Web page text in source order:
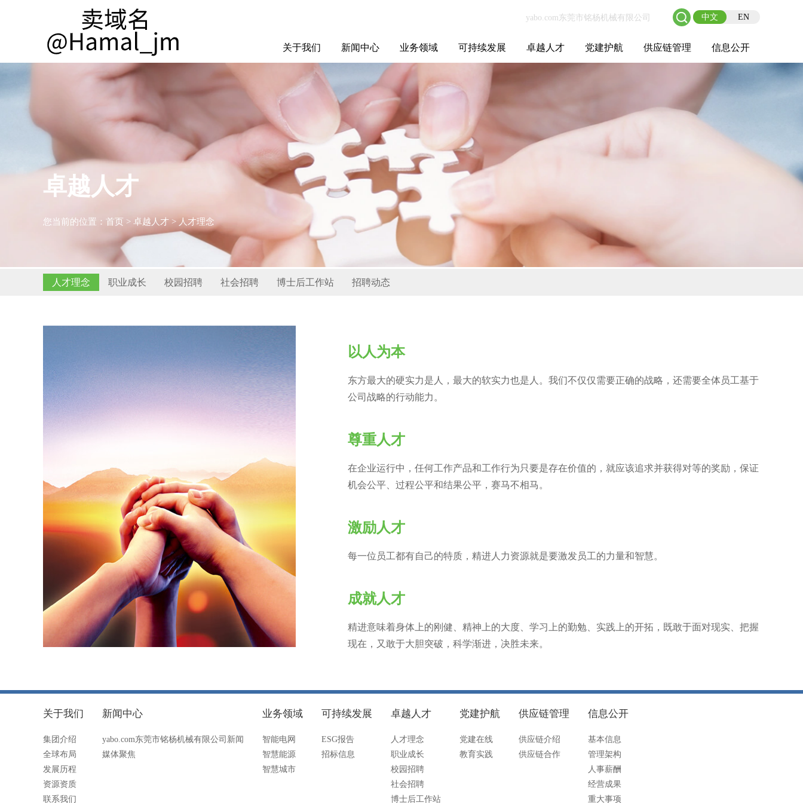
中文 EN
关于我们
集团介绍
全球布局
发展历程
资源资质
联系我们
新闻中心
yabo.com东莞市
铭杨机械有限公
业务领域
智能电网
智慧能源
智慧城市
可持续发展
ESG报告
招标信息
卓越人才 党建护航 供应链管理 信息公开
基本信息
管理架构
人事薪酬
经营成果
重大事项
卓越人才
您当前的位置： 首页 > 卓越人才 > 人才理念
人才理念 职业成长 校园招聘 社会招聘 博士后工作站 招聘动态
以人为本
东方最大的硬实力是人，最大的软实力也是人。我们不仅仅需要正确的战略，还需要全体员工基于
公司战略的行动能力。
尊重人才
在企业运行中，任何工作产品和工作行为只要是存在价值的，就应该追求并获得对等的奖励，保证
机会公平、过程公平和结果公平，赛马不相马。
激励人才
每一位员工都有自己的特质，精进人力资源就是要激发员工的力量和智慧。
成就人才
精进意味着身体上的刚健、精神上的大度、学习上的勤勉、实践上的开拓，既敢于面对现实、把握
现在，又敢于大胆突破，科学渐进，决胜未来。
关于我们
集团介绍
全球布局
发展历程
资源资质
联系我们
新闻中心
yabo.com东莞市铭杨机械有限公司新闻
媒体聚焦
业务领域
智能电网
智慧能源
智慧城市
可持续发展
ESG报告
招标信息
卓越人才
人才理念
职业成长
校园招聘
社会招聘
博士后工作站
党建护航
党建在线
教育实践
供应链管理
供应链介绍
供应链合作
信息公开
基本信息
管理架构
人事薪酬
经营成果
重大事项